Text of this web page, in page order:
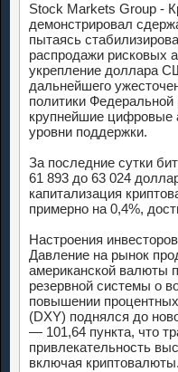
Stock Markets Group -
демонстрировал
пытаясь
распродажи рисковых
укрепление доллара
дальнейшего
политики
крупнейшие цифровые
уровни поддержки.
За последние сутки
61 893 до 63 024
капитализация
примерно на 0,4%,
Настроения
Давление на рынок
американской валюты
резервной системы о
повышении
(DXY) поднялся до
— 101,64 пункта, что
привлекательность
включая криптовалюты.